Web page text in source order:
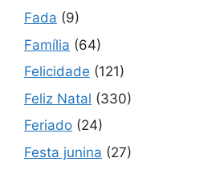
Fada (9)
Família (64)
Felicidade (121)
Feliz Natal (330)
Feriado (24)
Festa junina (27)